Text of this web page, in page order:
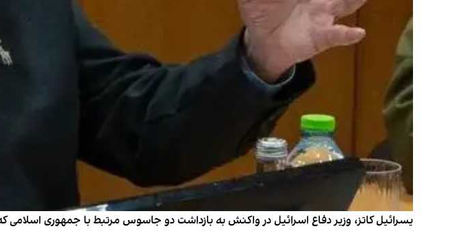
یسرائیل کاتز،‌ وزیر دفاع اسرائیل در واکنش به بازداشت دو جاسوس مرتبط با جمهوری